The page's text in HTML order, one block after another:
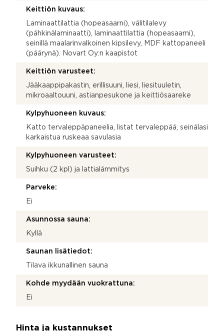
Keittiön kuvaus:
Laminaattilattia (hopeasaarni), välitilalevy
(pähkinälaminaatti), laminaattilattia (hopeasaarni),
seinillä maalarinvalkoinen kipsilevy, MDF kattopaneeli
(päärynä). Novart Oy:n kaapistot
Keittiön varusteet:
Jääkaappipakastin, erillisuuni, liesi, liesituuletin,
mikroaaltouuni, astianpesukone ja keittiösaareke
Kylpyhuoneen kuvaus:
Katto tervaleppäpaneelia, listat tervaleppää, seinälasi
karkaistua ruskeaa savulasia
Kylpyhuoneen varusteet:
Suihku (2 kpl) ja lattialämmitys
Parveke:
Ei
Asunnossa sauna:
Kyllä
Saunan lisätiedot:
Tilava ikkunallinen sauna
Kohde myydään vuokrattuna:
Ei
Hinta ja kustannukset